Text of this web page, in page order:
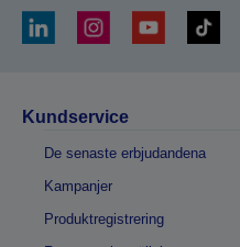
Kundservice
De senaste erbjudandena
Kampanjer
Produktregistrering